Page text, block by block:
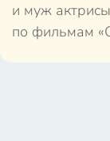
и муж
по фильмам